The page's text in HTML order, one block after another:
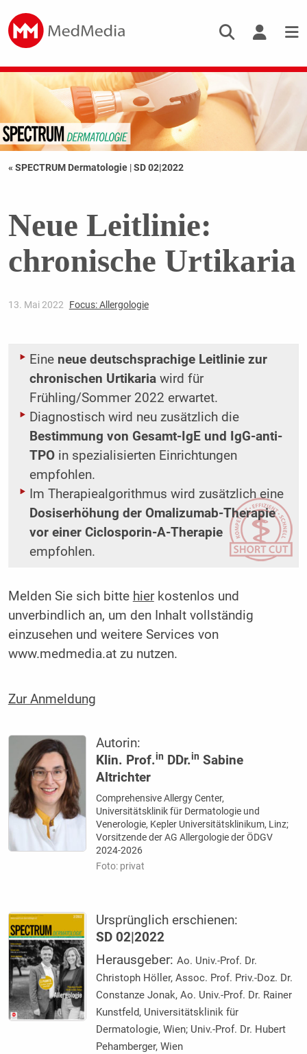
« SPECTRUM Dermatologie |SD 02|2022
Neue Leitlinie:
chronische Urtikaria
13. Mai 2022 Focus: Allergologie
Eine neue deutschsprachige Leitlinie zur
chronischen Urtikariawird für
Frühling/Sommer 2022 erwartet.
Diagnostisch wird neu zusätzlich die
Bestimmung von Gesamt-IgE und IgG-anti-
TPOin spezialisierten Einrichtungen
empfohlen.
Im Therapiealgorithmus wird zusätzlich eine
Dosiserhöhung der Omalizumab-Therapie
vor einer Ciclosporin-A-Therapie
empfohlen.
Melden Sie sich bitte hierkostenlos und
unverbindlich an, um den Inhalt vollständig
einzusehen und weitere Services von
www.medmedia.at zu nutzen.
Zur Anmeldung
Autorin:
Klin. Prof.in DDr.in Sabine
Altrichter
Comprehensive Allergy Center,
Universitätsklinik für Dermatologie und
Venerologie, Kepler Universitätsklinikum, Linz;
Vorsitzende der AG Allergologie der ÖDGV
2024-2026
Foto: privat
Ursprünglich erschienen:
SD 02|2022
Herausgeber:Ao. Univ.-Prof. Dr.
Christoph Höller, Assoc. Prof. Priv.-Doz. Dr.
Constanze Jonak, Ao. Univ.-Prof. Dr. Rainer
Kunstfeld, Universitätsklinik für
Dermatologie, Wien; Univ.-Prof. Dr. Hubert
Pehamberger, Wien